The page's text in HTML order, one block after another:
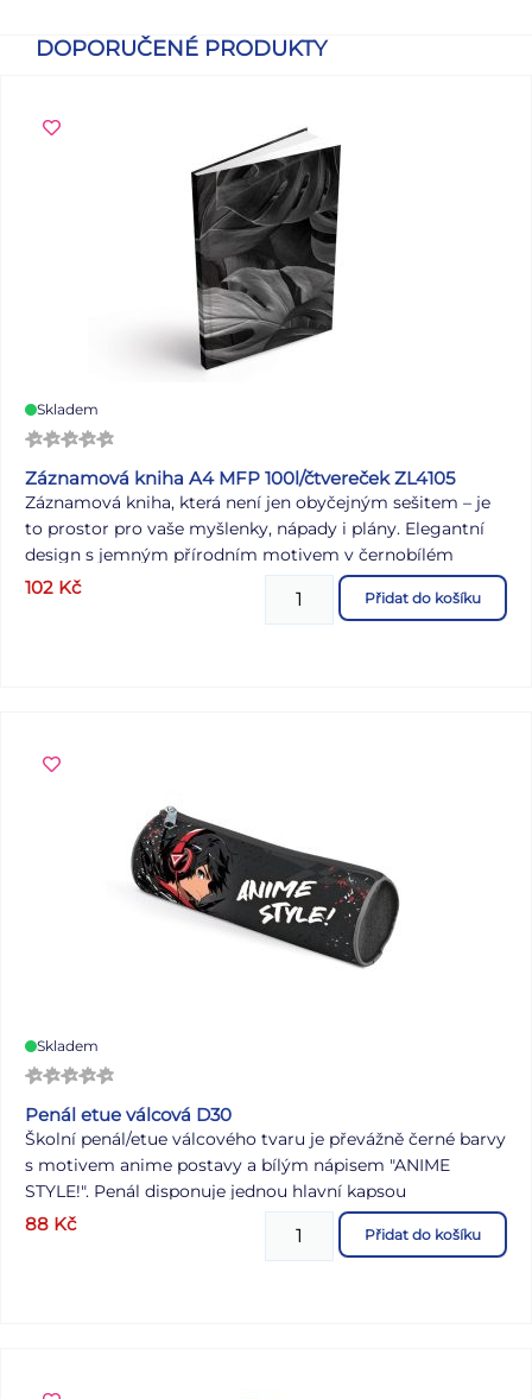
DOPORUČENÉ PRODUKTY
Skladem
Záznamová kniha A4 MFP 100l/čtvereček ZL4105
Záznamová kniha, která není jen obyčejným sešitem – je
to prostor pro vaše myšlenky, nápady i plány. Elegantní
design s jemným přírodním motivem v černobílém
provedení. Ideální společník do školy, kanceláře i na
každodenní poznámky. Formát A4 nabízí dostatek
100 Lineatura: čtvereček Uvedená cena je za 1 ks.
102 Kč Přidat do košíku
Skladem
Penál etue válcová D30
Školní penál/etue válcového tvaru je převážně černé barvy
s motivem anime postavy a bílým nápisem "ANIME
STYLE!". Penál disponuje jednou hlavní kapsou
uzavíratelnou zipem a je ideální pro milovníky anime,
kteří chtějí mít své psací potřeby nebo jiné drobnosti
88 Kč Přidat do košíku